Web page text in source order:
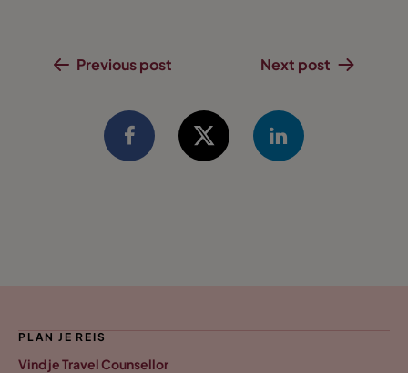
Previous post Next post
PLAN JE REIS
Vind je Travel Counsellor